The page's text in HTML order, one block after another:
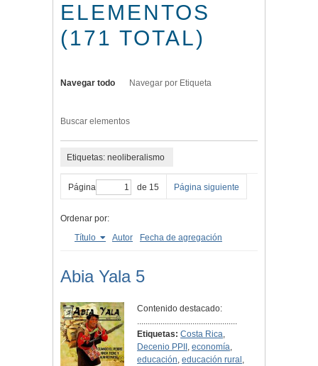
ELEMENTOS
(171 TOTAL)
Navegar todo Navegar por Etiqueta
Buscar elementos
Etiquetas: neoliberalismo
Página de 15 Página siguiente
Ordenar por:
Título
Autor Fecha de agregación
Abia Yala 5
Contenido destacado:
...............................................
Etiquetas: Costa Rica,
Decenio PPII ,economía,
educación,educación rural ,